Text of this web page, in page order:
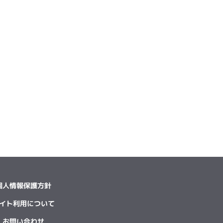
人情報保護方針
ト利用について
お問い合わせ